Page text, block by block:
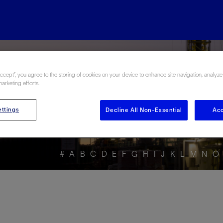
Glossary en
# A B C D E F G H I J K L M N O
you agree to the storing of cookies on your device to enhance site navigation,
efforts.
Decline All Non-Essential